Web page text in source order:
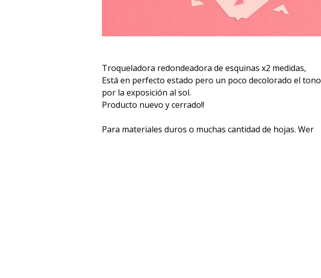
Troqueladora redondeadora de esquinas x2 medidas,
Está en perfecto estado pero un poco decolorado el tono
por la exposición al sol.
Producto nuevo y cerrado!!
Para materiales duros o muchas cantidad de hojas. Wer